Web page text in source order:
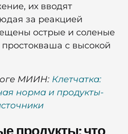
их вводят
за реакцией
острые и соленые
с высокой
МИИН: Клетчатка:
норма и продукты-